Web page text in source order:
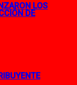
LOS
DE